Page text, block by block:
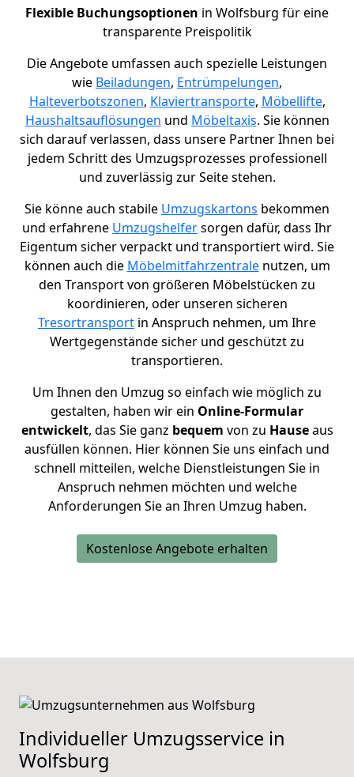
Flexible Buchungsoptionen in Wolfsburg für eine
transparente Preispolitik
Die Angebote umfassen auch spezielle Leistungen
wie Beiladungen, Entrümpelungen,
Halteverbotszonen, Klaviertransporte, Möbellifte,
Haushaltsauflösungen und Möbeltaxis. Sie können
sich darauf verlassen, dass unsere Partner Ihnen bei
jedem Schritt des Umzugsprozesses professionell
und zuverlässig zur Seite stehen.
Sie könne auch stabile Umzugskartons bekommen
und erfahrene Umzugshelfersorgen dafür, dass Ihr
Eigentum sicher verpackt und transportiert wird. Sie
können auch die Möbelmitfahrzentralenutzen, um
den Transport von größeren Möbelstücken zu
koordinieren, oder unseren sicheren
Tresortransport in Anspruch nehmen, um Ihre
Wertgegenstände sicher und geschützt zu
transportieren.
Um Ihnen den Umzug so einfach wie möglich zu
gestalten, haben wir ein Online-Formular
entwickelt, das Sie ganz bequem von zu Hauseaus
ausfüllen können. Hier können Sie uns einfach und
schnell mitteilen, welche Dienstleistungen Sie in
Anspruch nehmen möchten und welche
Anforderungen Sie an Ihren Umzug haben.
Kostenlose Angebote erhalten
Individueller Umzugsservice in
Wolfsburg